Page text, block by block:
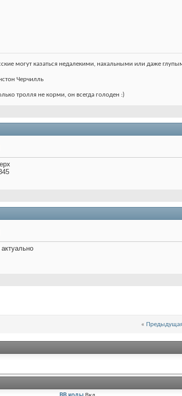
могут казаться недалекими, нахальными или даже
Черчилль
тролля не корми, он всегда голоден :)
«